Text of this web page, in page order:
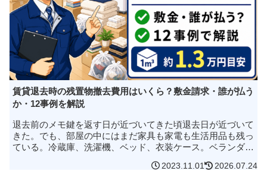
賃貸退去時の残置物撤去費用はいくら？敷金請求・誰が払う
か・12事例を解説
退去前のメモ鍵を返す日が近づいてきた頃退去日が近づいて
きた。でも、部屋の中にはまだ家具も家電も生活用品も残っ
ている。冷蔵庫、洗濯機、ベッド、衣装ケース。ベランダに
2023.11.01 2026.07.24